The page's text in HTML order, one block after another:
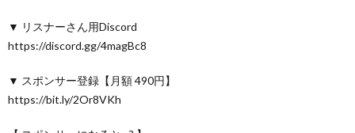
▼ リスナーさん用Discord
https://discord.gg/4magBc8
▼ スポンサー登録【月額 490円】
https://bit.ly/2Or8VKh